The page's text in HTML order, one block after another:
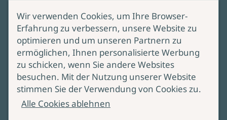
Cookie-Einstellungen
AGB Online Shop
Service
Lieferung & Versand
Produktsicherheit
Bei Fragen zur Produktsicherheit
wenden Sie sich bitte an
Wir verwenden Cookies, um Ihre Browser-
Erfahrung zu verbessern, unsere Website zu
optimieren und um unseren Partnern zu
ermöglichen, Ihnen personalisierte Werbung
zu schicken, wenn Sie andere Websites
besuchen. Mit der Nutzung unserer Website
stimmen Sie der Verwendung von Cookies zu.
Alle Cookies ablehnen